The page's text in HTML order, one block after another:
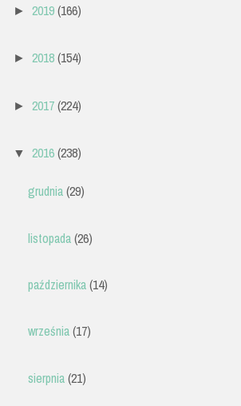
► 2019(166)
► 2018(154)
► 2017(224)
▼ 2016(238)
grudnia(29)
listopada(26)
października(14)
września(17)
sierpnia(21)